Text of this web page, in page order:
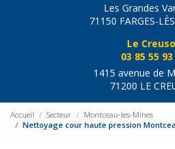
Les Grandes
71150 FARGES-
Le
03 85 55
1415 avenue de
71200 LE
Accueil Secteur
Montceau-les-Mines
Nettoyage cour haute pression